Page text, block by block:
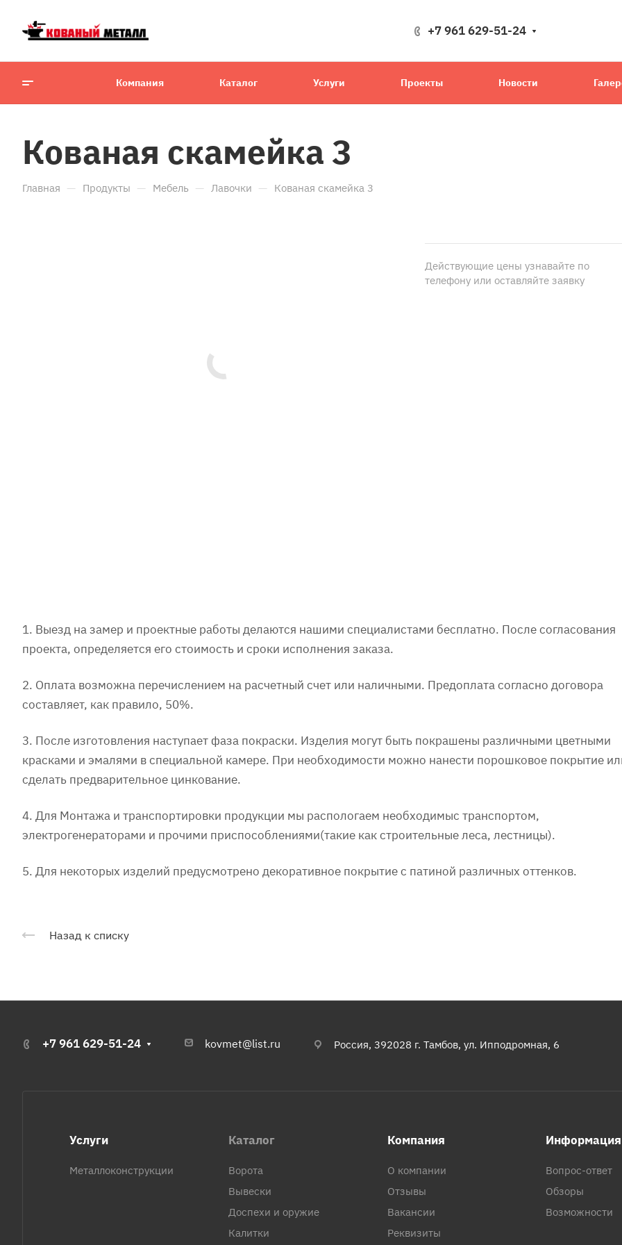
+7 961 629-51-24
Компания Каталог Услуги Проекты Новости
Кованая скамейка 3
Главная — Продукты — Мебель — Лавочки — Кованая скамейка 3
Действующие цены узнавайте по
телефону или оставляйте заявку
1. Выезд на замер и проектные работы делаются нашими специалистами бесплатно. После согласования
проекта, определяется его стоимость и сроки исполнения заказа.
2. Оплата возможна перечислением на расчетный счет или наличными. Предоплата согласно договора
составляет, как правило, 50%.
3. После изготовления наступает фаза покраски. Изделия могут быть покрашены различными цветными
красками и эмалями в специальной камере. При необходимости можно нанести порошковое покрытие
сделать предварительное цинкование.
4. Для Монтажа и транспортировки продукции мы распологаем необходимыс транспортом,
электрогенераторами и прочими приспособлениями(такие как строительные леса, лестницы).
5. Для некоторых изделий предусмотрено декоративное покрытие с патиной различных оттенков.
Назад к списку
+7 961 629-51-24 kovmet@list.ru Россия, 392028 г. Тамбов, ул. Ипподромная, 6
Услуги
Металлоконструкции
Каталог
Ворота
Вывески
Доспехи и оружие
Калитки
Компания
О компании
Отзывы
Вакансии
Реквизиты
Информация
Вопрос-ответ
Обзоры
Возможности